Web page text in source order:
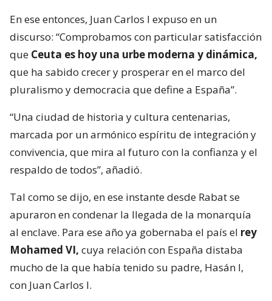
En ese entonces, Juan Carlos I expuso en un
discurso: “Comprobamos con particular satisfacción
que Ceuta es hoy una urbe moderna y dinámica,
que ha sabido crecer y prosperar en el marco del
pluralismo y democracia que define a España”.
“Una ciudad de historia y cultura centenarias,
marcada por un armónico espíritu de integración y
convivencia, que mira al futuro con la confianza y el
respaldo de todos”, añadió.
Tal como se dijo, en ese instante desde Rabat se
apuraron en condenar la llegada de la monarquía
al enclave. Para ese año ya gobernaba el país el rey
Mohamed VI, cuya relación con España distaba
mucho de la que había tenido su padre, Hasán I,
con Juan Carlos I.